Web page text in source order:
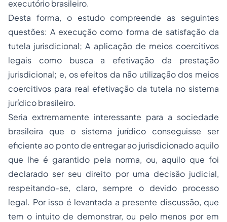
executório brasileiro.
Desta forma, o estudo compreende as seguintes
questões: A execução como forma de satisfação da
tutela jurisdicional; A aplicação de meios coercitivos
legais como busca a efetivação da prestação
jurisdicional; e, os efeitos da não utilização dos meios
coercitivos para real efetivação da tutela no sistema
jurídico brasileiro.
Seria extremamente interessante para a sociedade
brasileira que o sistema jurídico conseguisse ser
eficiente ao ponto de entregar ao jurisdicionado aquilo
que lhe é garantido pela norma, ou, aquilo que foi
declarado ser seu direito por uma decisão judicial,
respeitando-se, claro, sempre o devido processo
legal. Por isso é levantada a presente discussão, que
tem o intuito de demonstrar, ou pelo menos por em